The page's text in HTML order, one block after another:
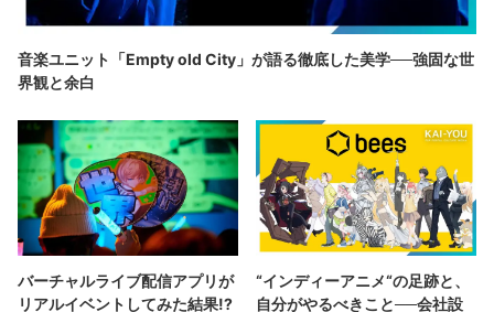
音楽ユニット「Empty old City」が語る徹底した美学──強固な世
界観と余白
バーチャルライブ配信アプリが
リアルイベントしてみた結果!?
“インディーアニメ“の足跡と、
自分がやるべきこと──会社設